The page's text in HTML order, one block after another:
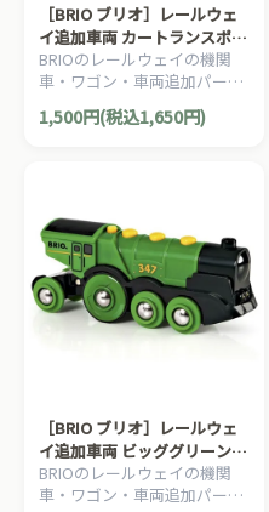
［BRIO ブリオ］レールウェ
イ追加車両 カートランスポー
ター
BRIOのレールウェイの機関
車・ワゴン・車両追加パーツ
に新型車両の輸送車が登場！
1,500円(税込1,650円)
［BRIO ブリオ］レールウェ
イ追加車両 ビッググリーンア
クション機関車
BRIOのレールウェイの機関
車・ワゴン・車両追加パーツ